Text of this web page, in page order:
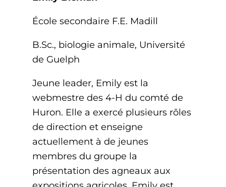
École secondaire F.E. Madill
B.Sc., biologie animale, Université
de Guelph
Jeune leader, Emily est la
webmestre des 4-H du comté de
Huron. Elle a exercé plusieurs rôles
de direction et enseigne
actuellement à de jeunes
membres du groupe la
présentation des agneaux aux